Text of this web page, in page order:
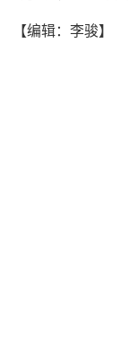
【编辑：李骏】